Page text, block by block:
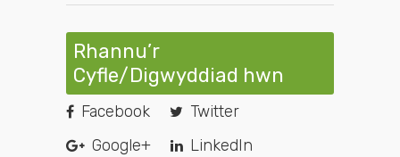
Rhannu’r
Cyfle/Digwyddiad hwn
Facebook
Twitter
Google+
LinkedIn